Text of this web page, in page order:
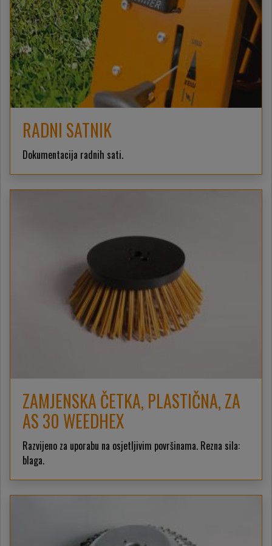
RADNI SATNIK
Dokumentacija radnih sati.
ZAMJENSKA ČETKA, PLASTIČNA, ZA
AS 30 WEEDHEX
Razvijeno za uporabu na osjetljivim površinama. Rezna sila:
blaga.